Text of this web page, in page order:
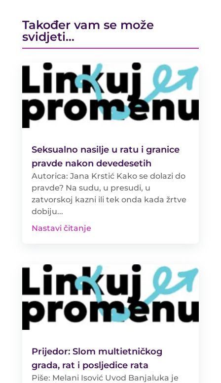
Također vam se može
svidjeti…
Seksualno nasilje u ratu i granice
pravde nakon devedesetih
Autorica: Jana Krstić Kako se dolazi do
pravde? Na sudu, u presudi, u
zatvorskoj kazni ili tek onda kada žrtve
dobiju...
Nastavi čitanje
Prijedor: Slom multietničkog
grada, rat i posljedice rata
Piše: Melani Isović Uvod Banjaluka je